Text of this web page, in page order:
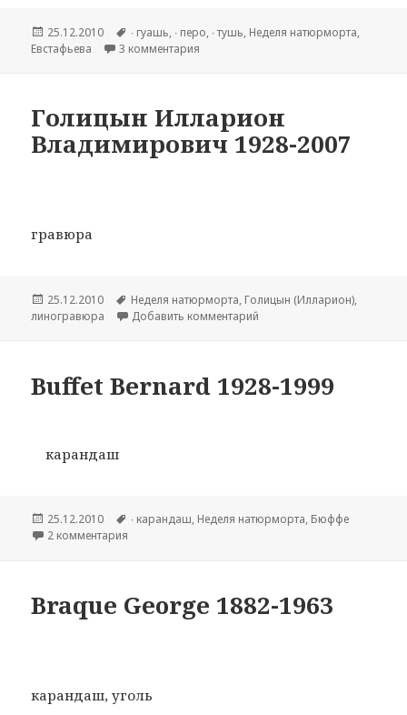
Опубликовано
25.12.2010 Метки
∙ гуашь, ∙ перо, ∙ тушь, Hеделя натюрморта,
Евстафьева
3 комментария
Голицын Илларион
Владимирович 1928-2007
гравюра
Опубликовано
25.12.2010 Метки
Hеделя натюрморта, Голицын (Илларион),
линогравюра
Добавить комментарий
Buffet Bernard 1928-1999
карандаш
Опубликовано
25.12.2010 Метки
∙ карандаш, Hеделя натюрморта, Бюффе
2 комментария
Braque George 1882-1963
карандаш, уголь